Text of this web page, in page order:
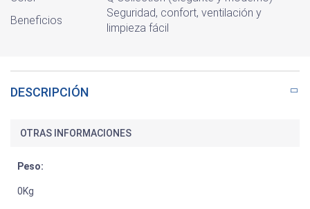
Beneficios
Seguridad, confort, ventilación y
limpieza fácil
DESCRIPCIÓN
OTRAS INFORMACIONES
Peso:
0Kg